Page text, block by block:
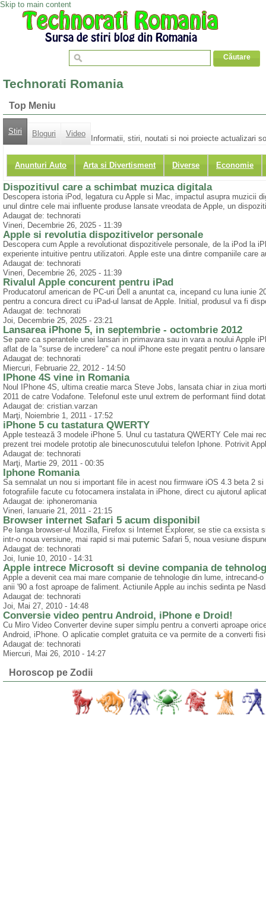
Skip to main content
Technorati Romania
Top Meniu
Stiri Bloguri Video
Anunturi Auto Arta si Divertisment Diverse Economie
Informatii, stiri, noutati si noi proiecte actualizari
Dispozitivul care a schimbat muzica digitala
Descopera istoria iPod, legatura cu Apple si Mac, impactul asupra muzicii
unul dintre cele mai influente produse lansate vreodata de Apple, un
Adaugat de: technorati
Vineri, Decembrie 26, 2025 - 11:39
Apple si revolutia dispozitivelor personale
Descopera cum Apple a revolutionat dispozitivele personale, de la iPod la
experiente intuitive pentru utilizatori. Apple este una dintre companiile care
Adaugat de: technorati
Vineri, Decembrie 26, 2025 - 11:39
Rivalul Apple concurent pentru iPad
Producatorul american de PC-uri Dell a anuntat ca, incepand cu luna iunie
pentru a concura direct cu iPad-ul lansat de Apple. Initial, produsul va fi
Adaugat de: technorati
Joi, Decembrie 25, 2025 - 23:21
Lansarea iPhone 5, in septembrie - octombrie 2012
Se pare ca sperantele unei lansari in primavara sau in vara a noului Apple
aflat de la "surse de incredere" ca noul iPhone este pregatit pentru o
Adaugat de: technorati
Miercuri, Februarie 22, 2012 - 14:50
IPhone 4S vine in Romania
Noul IPhone 4S, ultima creatie marca Steve Jobs, lansata chiar in ziua
2011 de catre Vodafone. Telefonul este unul extrem de performant fiind
Adaugat de: cristian.varzan
Marţi, Noiembrie 1, 2011 - 17:52
iPhone 5 cu tastatura QWERTY
Apple testează 3 modele iPhone 5. Unul cu tastatura QWERTY Cele mai
prezent trei modele prototip ale binecunoscutului telefon Iphone. Potrivit
Adaugat de: technorati
Marţi, Martie 29, 2011 - 00:35
Iphone Romania
Sa semnalat un nou si important file in acest nou firmware iOS 4.3 beta 2
fotografiile facute cu fotocamera instalata in iPhone, direct cu ajutorul
Adaugat de: iphoneromania
Vineri, Ianuarie 21, 2011 - 21:15
Browser internet Safari 5 acum disponibil
Pe langa browser-ul Mozilla, Firefox si Internet Explorer, se stie ca exsista
intr-o noua versiune, mai rapid si mai puternic Safari 5, noua vesiune
Adaugat de: technorati
Joi, Iunie 10, 2010 - 14:31
Apple intrece Microsoft si devine compania de
Apple a devenit cea mai mare companie de tehnologie din lume,
anii '90 a fost aproape de faliment. Actiunile Apple au inchis sedinta pe
Adaugat de: technorati
Joi, Mai 27, 2010 - 14:48
Conversie video pentru Android, iPhone e Droid!
Cu Miro Video Converter devine super simplu pentru a converti aproape
Android, iPhone. O aplicatie complet gratuita ce va permite de a converti
Adaugat de: technorati
Miercuri, Mai 26, 2010 - 14:27
Horoscop pe Zodii